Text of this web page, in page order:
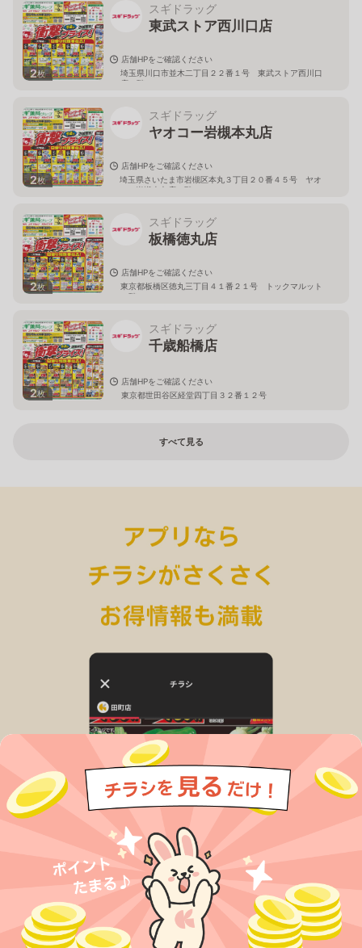
2枚
スギドラッグ
東武ストア西川口店
店舗HPをご確認ください
埼玉県川口市並木二丁目２２番１号 東武ストア西川口
店２階
2枚
スギドラッグ
ヤオコー岩槻本丸店
店舗HPをご確認ください
埼玉県さいたま市岩槻区本丸３丁目２０番４５号 ヤオ
コー岩槻本丸店２階
2枚
スギドラッグ
板橋徳丸店
店舗HPをご確認ください
東京都板橋区徳丸三丁目４１番２１号 トックマルット
１階
2枚
スギドラッグ
千歳船橋店
店舗HPをご確認ください
東京都世田谷区経堂四丁目３２番１２号
すべて見る